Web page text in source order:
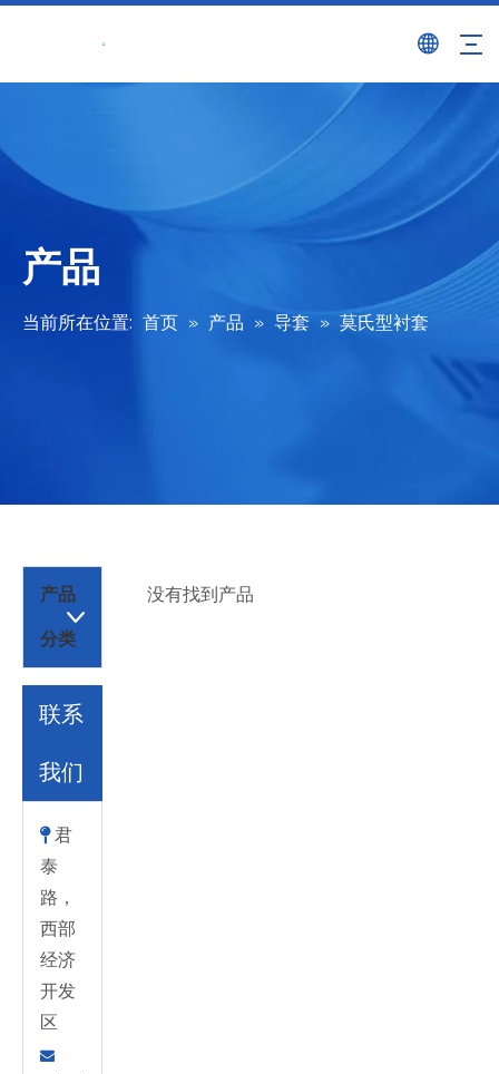
产品
当前所在位置: 首页 » 产品 » 导套 » 莫氏型衬套
产品
分类
联系
我们
君
泰
路，
西部
经济
开发
区

没有找到产品